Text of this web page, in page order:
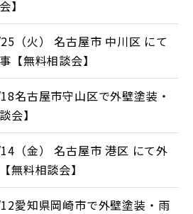
】
（火） 名古屋市 中川区 にて
【無料相談会】
名古屋市守山区で外壁塗装・
会】
（金） 名古屋市 港区 にて外
無料相談会】
愛知県岡崎市で外壁塗装・雨